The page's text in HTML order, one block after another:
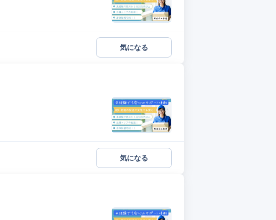
気になる
気になる